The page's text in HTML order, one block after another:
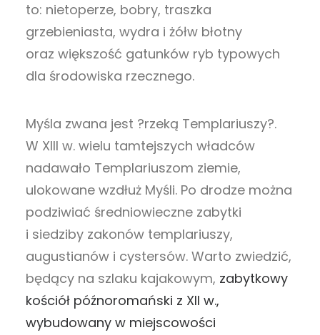
to: nietoperze, bobry, traszka
grzebieniasta, wydra i żółw błotny
oraz większość gatunków ryb typowych
dla środowiska rzecznego.
Myśla zwana jest ?rzeką Templariuszy?.
W XIII w. wielu tamtejszych władców
nadawało Templariuszom ziemie,
ulokowane wzdłuż Myśli. Po drodze można
podziwiać średniowieczne zabytki
i siedziby zakonów templariuszy,
augustianów i cystersów. Warto zwiedzić,
będący na szlaku kajakowym, zabytkowy
kościół późnoromański z XII w.,
wybudowany w miejscowości